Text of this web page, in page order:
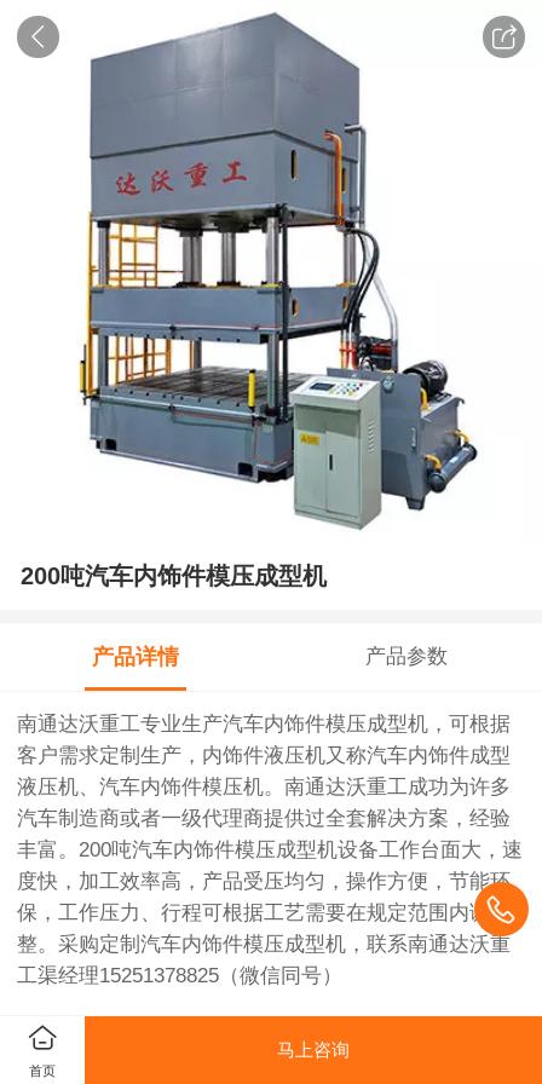
200吨汽车内饰件模压成型机
产品详情 产品参数
南通达沃重工专业生产汽车内饰件模压成型机，可根据
客户需求定制生产，内饰件液压机又称汽车内饰件成型
液压机、汽车内饰件模压机。南通达沃重工成功为许多
汽车制造商或者一级代理商提供过全套解决方案，经验
丰富。200吨汽车内饰件模压成型机设备工作台面大，速
度快，加工效率高，产品受压均匀，操作方便，节能环
保，工作压力、行程可根据工艺需要在规定范围内调
整。采购定制 汽车内饰件模压成型机，联系南通达沃重
工渠经理15251378825（微信同号）
汽车内饰包括前引擎盖、引擎盖绝缘垫、仪表板绝缘
垫、防火壁绝缘垫、座垫、两排脚垫、躯干侧饰面、后
首页
马上咨询